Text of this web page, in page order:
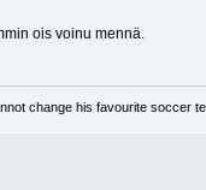
ois voinu mennä.
change his favourite soccer